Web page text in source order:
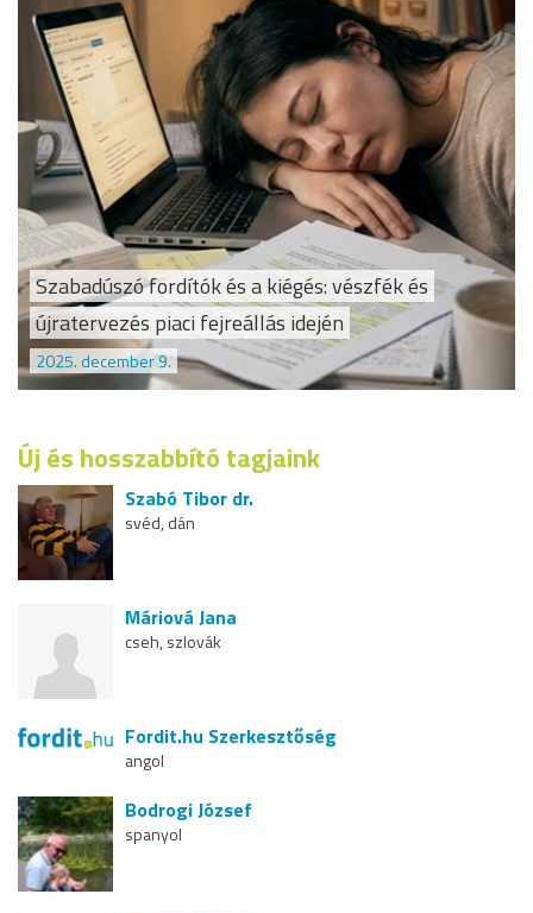
Szabadúszó fordítók és a kiégés: vészfék és
újratervezés piaci fejreállás idején
2025. december 9.
Új és hosszabbító tagjaink
Szabó Tibor dr.
svéd, dán
Máriová Jana
cseh, szlovák
Fordit.hu Szerkesztőség
angol
Bodrogi József
spanyol